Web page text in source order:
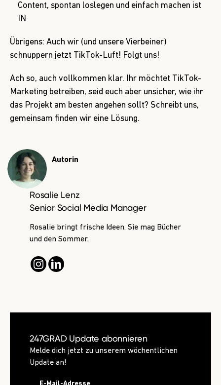
Content, spontan loslegen und einfach machen ist
IN
Übrigens: Auch wir (und unsere Vierbeiner)
schnuppern jetzt TikTok-Luft! Folgt uns!
Ach so, auch vollkommen klar. Ihr möchtet TikTok-
Marketing betreiben, seid euch aber unsicher, wie ihr
das Projekt am besten angehen sollt? Schreibt uns,
gemeinsam finden wir eine Lösung.
Autorin
Rosalie Lenz
Senior Social Media Manager
Rosalie bringt frische Ideen. Sie mag Bücher
und den Sommer.
247GRAD Update abonnieren
Melde dich jetzt zu unserem wöchentlichen
Update an!